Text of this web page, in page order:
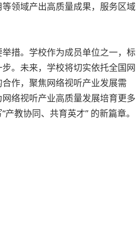
领域产出高质量成果，服务区域
措。学校作为成员单位之一，标
。未来，学校将切实依托全国网
作，聚焦网络视听产业发展需
络视听产业高质量发展培育更多
教协同、共育英才” 的新篇章。